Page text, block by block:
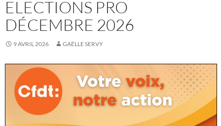
ELECTIONS PRO
DÉCEMBRE 2026
9 AVRIL 2026 GAËLLE SERVY